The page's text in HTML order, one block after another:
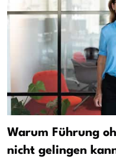
Warum Führung
nicht gelingen